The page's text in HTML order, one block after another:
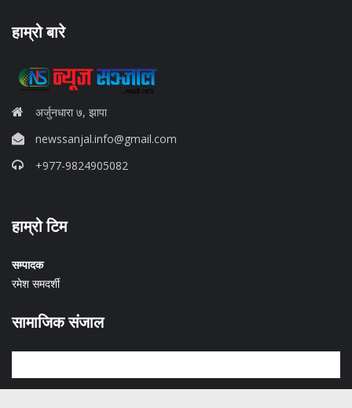
हाम्रो बारे
अर्जुनधारा ७, झापा
newssanjal.info@gmail.com
+977-9824905082
b88 slot
daftar slot88
judi slot online pulsa
info rtp slot gacor
daftar panengg
situs b88
हाम्रो टिम
सम्पादक
रमेश समदर्शी
सामाजिक संजाल